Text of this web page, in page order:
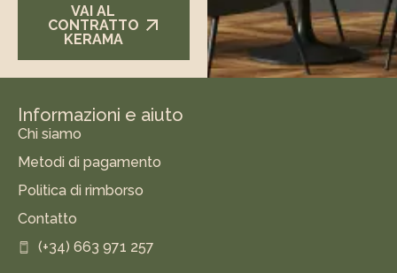
VAI AL
CONTRATTO
KERAMA
Informazioni e aiuto
Chi siamo
Metodi di pagamento
Politica di rimborso
Contatto
(+34) 663 971 257